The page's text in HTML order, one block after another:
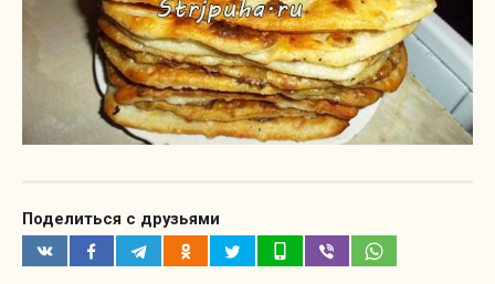
Поделиться с друзьями